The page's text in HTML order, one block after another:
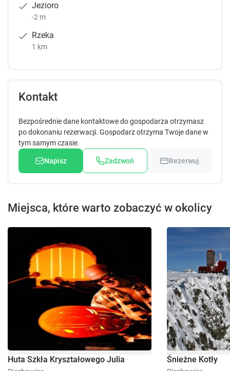
Jezioro
-2 m
Rzeka
1 km
Kontakt
Bezpośrednie dane kontaktowe do gospodarza otrzymasz
po dokonaniu rezerwacji. Gospodarz otrzyma Twoje dane w
tym samym czasie.
Napisz Zadzwoń Rezerwuj
Miejsca, które warto zobaczyć w okolicy
Huta Szkła Kryształowego Julia Śnieżne Kotły